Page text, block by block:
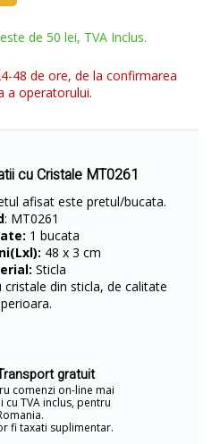
de 50 lei, TVA Inclus.
48 de ore, de la confirmarea
a operatorului.
cu Cristale MT0261
afisat este pretul/bucata.
: MT0261
1 bucata
48 x 3 cm
Sticla
cristale din sticla, de calitate
gratuit
comenzi on-line mai
cu TVA inclus, pentru
fi taxati suplimentar.